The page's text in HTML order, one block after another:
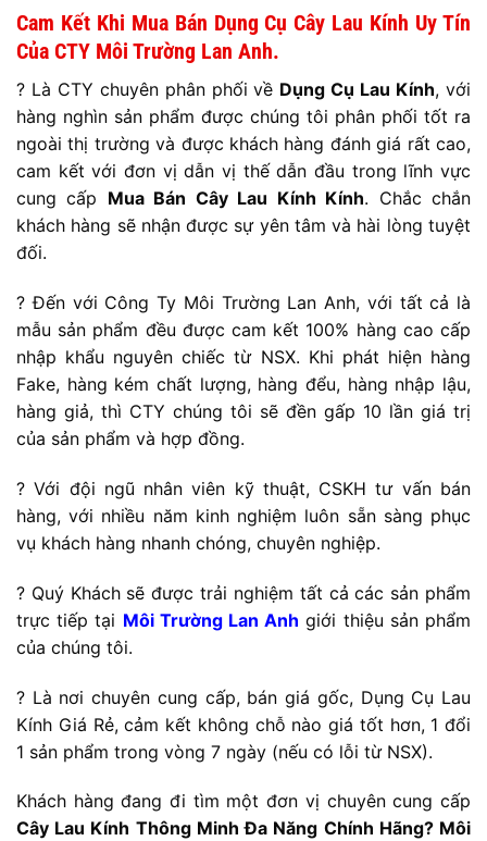
Cam Kết Khi Mua Bán Dụng Cụ Cây Lau Kính Uy Tín
Của CTY Môi Trường Lan Anh.
? Là CTY chuyên phân phối về Dụng Cụ Lau Kính, với
hàng nghìn sản phẩm được chúng tôi phân phối tốt ra
ngoài thị trường và được khách hàng đánh giá rất cao,
cam kết với đơn vị dẫn vị thế dẫn đầu trong lĩnh vực
cung cấp Mua Bán Cây Lau Kính Kính. Chắc chắn
khách hàng sẽ nhận được sự yên tâm và hài lòng tuyệt
đối.
? Đến với Công Ty Môi Trường Lan Anh, với tất cả là
mẫu sản phẩm đều được cam kết 100% hàng cao cấp
nhập khẩu nguyên chiếc từ NSX. Khi phát hiện hàng
Fake, hàng kém chất lượng, hàng đểu, hàng nhập lậu,
hàng giả, thì CTY chúng tôi sẽ đền gấp 10 lần giá trị
của sản phẩm và hợp đồng.
? Với đội ngũ nhân viên kỹ thuật, CSKH tư vấn bán
hàng, với nhiều năm kinh nghiệm luôn sẵn sàng phục
vụ khách hàng nhanh chóng, chuyên nghiệp.
? Quý Khách sẽ được trải nghiệm tất cả các sản phẩm
trực tiếp tại Môi Trường Lan Anh giới thiệu sản phẩm
của chúng tôi.
? Là nơi chuyên cung cấp, bán giá gốc, Dụng Cụ Lau
Kính Giá Rẻ, cảm kết không chỗ nào giá tốt hơn, 1 đổi
1 sản phẩm trong vòng 7 ngày (nếu có lỗi từ NSX).
Khách hàng đang đi tìm một đơn vị chuyên cung cấp
Cây Lau Kính Thông Minh Đa Năng Chính Hãng? Môi